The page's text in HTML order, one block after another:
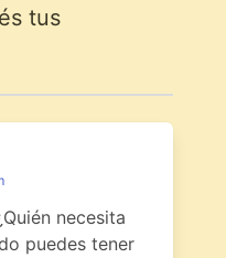
tus
necesita
puedes tener